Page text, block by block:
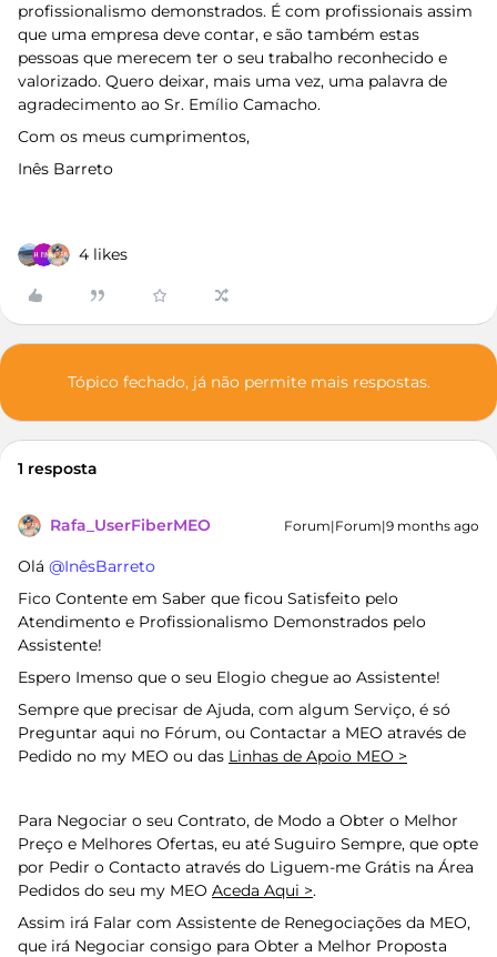
profissionalismo demonstrados. É com profissionais assim
que uma empresa deve contar, e são também estas
pessoas que merecem ter o seu trabalho reconhecido e
valorizado. Quero deixar, mais uma vez, uma palavra de
agradecimento ao Sr. Emílio Camacho.
Com os meus cumprimentos,
Inês Barreto
4 likes
Tópico fechado, já não permite mais respostas.
1 resposta
Rafa_UserFiberMEO Forum|Forum|9 months ago
Olá ​ @InêsBarreto
Fico Contente em Saber que ficou Satisfeito pelo
Atendimento e Profissionalismo Demonstrados pelo
Assistente!
Espero Imenso que o seu Elogio chegue ao Assistente!
Sempre que precisar de Ajuda, com algum Serviço, é só
Preguntar aqui no Fórum, ou Contactar a MEO através de
Pedido no my MEO ou das Linhas de Apoio MEO >
Para Negociar o seu Contrato, de Modo a Obter o Melhor
Preço e Melhores Ofertas, eu até Suguiro Sempre, que opte
por Pedir o Contacto através do Liguem-me Grátis na Área
Pedidos do seu my MEO Aceda Aqui >.
Assim irá Falar com Assistente de Renegociações da MEO,
que irá Negociar consigo para Obter a Melhor Proposta